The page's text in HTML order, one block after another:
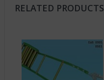
RELATED PRODUCTS